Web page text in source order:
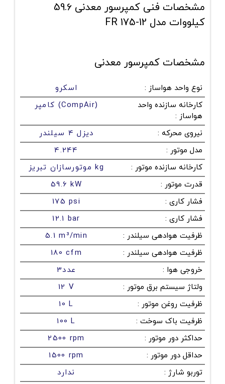
مشخصات فنی کمپرسور معدنی 59.6
کیلووات مدل FR 175-12
مشخصات کمپرسور معدنی
نوع واحد هواساز :
اسکرو
کارخانه سازنده واحد
هواساز :
کامپر (CompAir)
نیروی محرکه :
دیزل 4 سیلندر
مدل موتور :
4.244
کارخانه سازنده موتور :
موتورسازان تبریز kg
قدرت موتور :
59.6 kW
فشار کاری :
175 psi
فشار کاری :
12.1 bar
ظرفیت هوادهی سیلندر :
5.1 m³/min
ظرفیت هوادهی سیلندر :
180 cfm
خروجی هوا :
3عدد
ولتاژ سیستم برق موتور :
12 V
ظرفیت روغن موتور :
10 L
ظرفیت باک سوخت :
100 L
حداکثر دور موتور :
2500 rpm
حداقل دور موتور :
1500 rpm
توربو شارژ :
ندارد